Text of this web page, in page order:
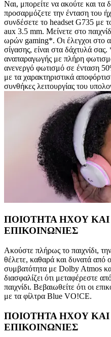
Ναι, μπορείτε να ακούτε και τα
προσαρμόζετε την ένταση του
συνδέσετε το headset G735 με
aux 3.5 mm. Μείνετε στο
ωρών gaming*. Οι έλεγχοι στο
σίγασης, είναι στα δάχτυλά
αναπαραγωγής με πλήρη
ανενεργό φωτισμό σε ένταση
με τα χαρακτηριστικά
συνθήκες λειτουργίας του
ΠΟΙΟΤΗΤΑ ΗΧΟΥ ΚΑΙ
ΕΠΙΚΟΙΝΩΝΙΕΣ
Ακούστε πλήρως το παιχνίδι,
θέλετε, καθαρά και δυνατά από
συμβατότητα με Dolby Atmos
διασφαλίζει ότι μεταφέρεστε
παιχνίδι. Βεβαιωθείτε ότι οι
με τα φίλτρα Blue VO!CE.
ΠΟΙΟΤΗΤΑ ΗΧΟΥ ΚΑΙ
ΕΠΙΚΟΙΝΩΝΙΕΣ